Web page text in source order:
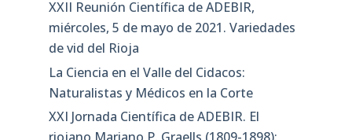
XXII Reunión Científica de ADEBIR,
miércoles, 5 de mayo de 2021. Variedades
de vid del Rioja
La Ciencia en el Valle del Cidacos:
Naturalistas y Médicos en la Corte
XXI Jornada Científica de ADEBIR. El